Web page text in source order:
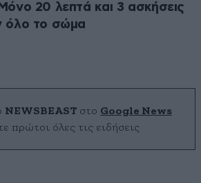
20 λεπτά και 3 ασκήσεις
όλο το σώμα
NEWSBEAST στο Google News
πρώτοι όλες τις ειδήσεις